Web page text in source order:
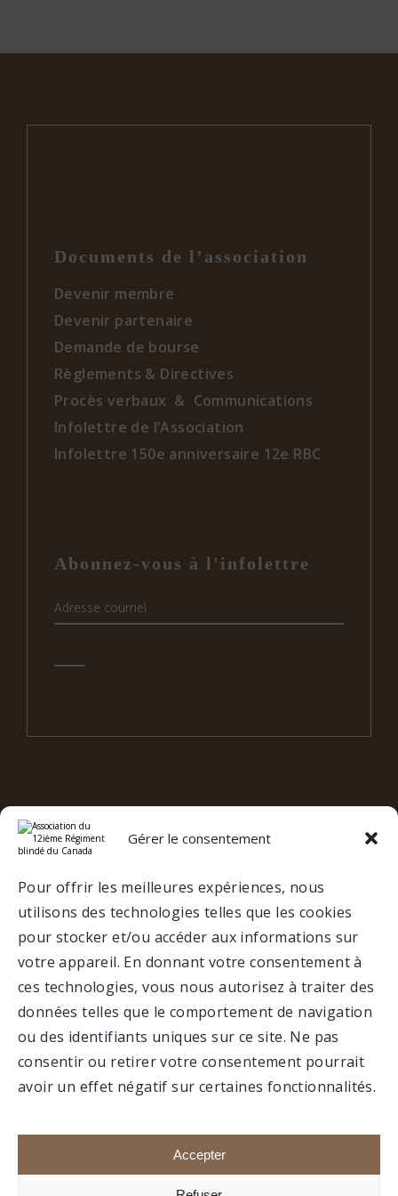
Gérer le consentement
Pour offrir les meilleures expériences, nous
utilisons des technologies telles que les cookies
pour stocker et/ou accéder aux informations sur
votre appareil. En donnant votre consentement à
ces technologies, vous nous autorisez à traiter des
données telles que le comportement de navigation
ou des identifiants uniques sur ce site. Ne pas
consentir ou retirer votre consentement pourrait
avoir un effet négatif sur certaines fonctionnalités.
Accepter
Documents de l’association
Devenir membre
Devenir partenaire
Demande de bourse
Règlements & Directives
Procès verbaux & Communications
Infolettre de l’Association
Infolettre 150e anniversaire 12e RBC
Abonnez-vous à l'infolettre
12eRBC SUR LES RÉSEAUX
VALCARTIER
MUSÉE
Faire un don Portail membre